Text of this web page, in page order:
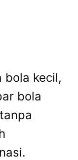
bola kecil,
bola